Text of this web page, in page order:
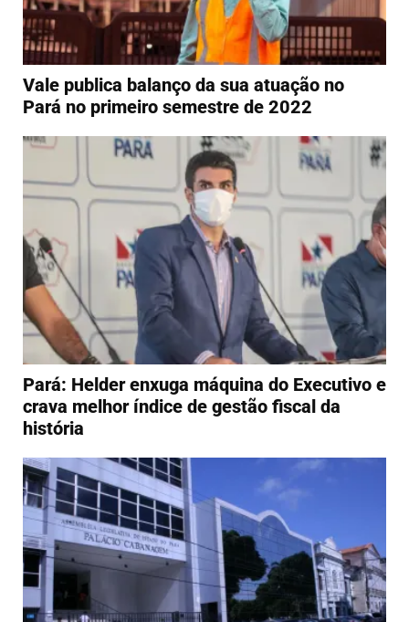
Vale publica balanço da sua atuação no
Pará no primeiro semestre de 2022
Pará: Helder enxuga máquina do Executivo e
crava melhor índice de gestão fiscal da
história